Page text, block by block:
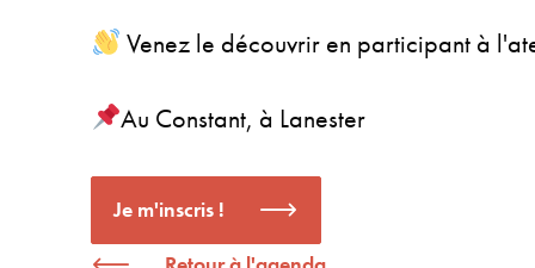
Venez le découvrir en participant à
Au Constant, à Lanester
Je m'inscris !